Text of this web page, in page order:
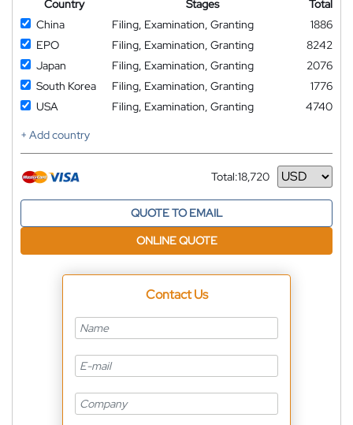
Country Stages
Total
China
Filing, Examination, Granting
1886
EPO
Filing, Examination, Granting
8242
Japan
Filing, Examination, Granting
2076
South Korea
Filing, Examination, Granting
1776
USA
Filing, Examination, Granting
4740
+ Add country
Total:18,720
Currency
QUOTE TO EMAIL
ONLINE QUOTE
Contact Us